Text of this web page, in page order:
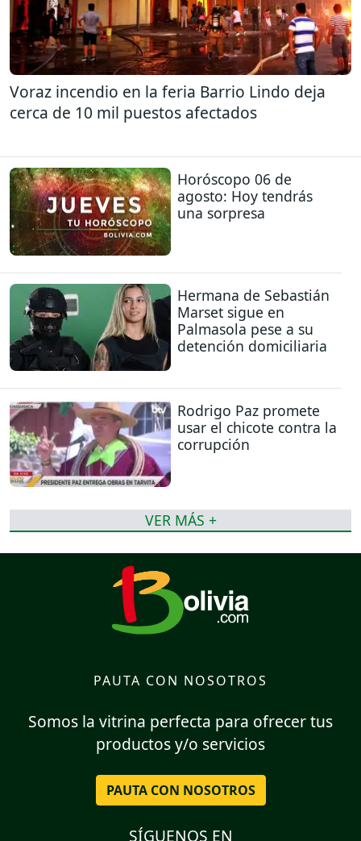
Voraz incendio en la feria Barrio Lindo deja
cerca de 10 mil puestos afectados
Horóscopo 06 de
agosto: Hoy tendrás
una sorpresa
Hermana de Sebastián
Marset sigue en
Palmasola pese a su
detención domiciliaria
Rodrigo Paz promete
usar el chicote contra la
corrupción
VER MÁS +
PAUTA CON NOSOTROS
Somos la vitrina perfecta para ofrecer tus
productos y/o servicios
PAUTA CON NOSOTROS
SÍGUENOS EN